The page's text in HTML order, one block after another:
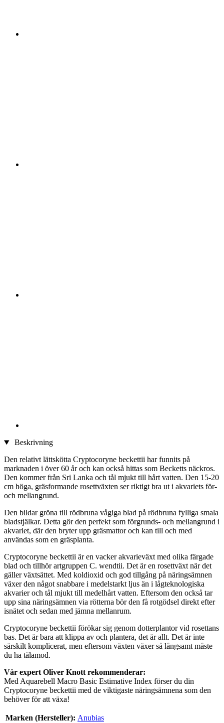
Beskrivning
Den relativt lättskötta Cryptocoryne beckettii har funnits på
marknaden i över 60 år och kan också hittas som Becketts näckros.
Den kommer från Sri Lanka och tål mjukt till hårt vatten. Den 15-20
cm höga, gräsformande rosettväxten ser riktigt bra ut i akvariets för-
och mellangrund.
Den bildar gröna till rödbruna vågiga blad på rödbruna fylliga smala
bladstjälkar. Detta gör den perfekt som förgrunds- och mellangrund i
akvariet, där den bryter upp gräsmattor och kan till och med
användas som en gräsplanta.
Cryptocoryne beckettii är en vacker akvarieväxt med olika färgade
blad och tillhör artgruppen C. wendtii. Det är en rosettväxt när det
gäller växtsättet. Med koldioxid och god tillgång på näringsämnen
växer den något snabbare i medelstarkt ljus än i lågteknologiska
akvarier och tål mjukt till medelhårt vatten. Eftersom den också tar
upp sina näringsämnen via rötterna bör den få rotgödsel direkt efter
isnätet och sedan med jämna mellanrum.
Cryptocoryne beckettii förökar sig genom dotterplantor vid rosettans
bas. Det är bara att klippa av och plantera, det är allt. Det är inte
särskilt komplicerat, men eftersom växten växer så långsamt måste
du ha tålamod.
Vår expert Oliver Knott rekommenderar:
Med Aquarebell Macro Basic Estimative Index förser du din
Cryptocoryne beckettii med de viktigaste näringsämnena som den
behöver för att växa!
Marken (Hersteller): Anubias